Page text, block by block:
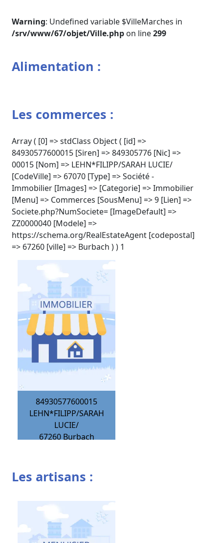
Warning: Undefined variable $VilleMarches in
/srv/www/67/objet/Ville.php on line299
Alimentation :
Les commerces :
Array ( [0] => stdClass Object ( [id] =>
84930577600015 [Siren] => 849305776 [Nic] =>
00015 [Nom] => LEHN*FILIPP/SARAH LUCIE/
[CodeVille] => 67070 [Type] => Société -
Immobilier [Images] => [Categorie] => Immobilier
[Menu] => Commerces [SousMenu] => 9 [Lien] =>
Societe.php?NumSociete= [ImageDefault] =>
ZZ0000040 [Modele] =>
https://schema.org/RealEstateAgent [codepostal]
=> 67260 [ville] => Burbach ) ) 1
84930577600015
LEHN*FILIPP/SARAH
LUCIE/
67260 Burbach
Les artisans :